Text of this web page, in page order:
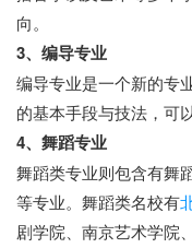
向。
3、编导专业
编导专业是一个新的专
的基本手段与技法，可
4、舞蹈专业
舞蹈类专业则包含有舞
等专业。舞蹈类名校有
剧学院、南京艺术学院、